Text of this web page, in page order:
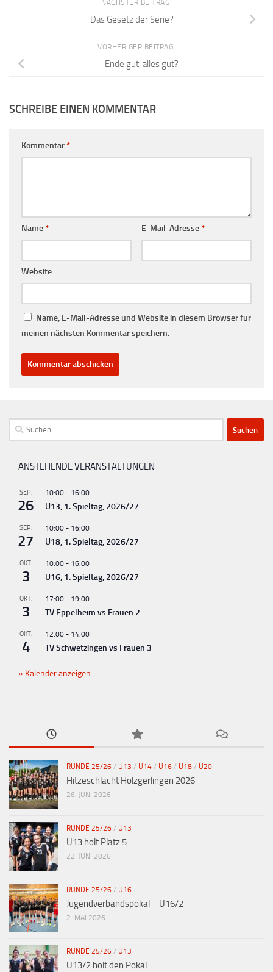
NÄCHSTER BEITRAG
Das Gesetz der Serie?
VORHERIGER BEITRAG
Ende gut, alles gut?
SCHREIBE EINEN KOMMENTAR
Kommentar*
Name* E-Mail-Adresse*
Website
Name, E-Mail-Adresse und Website in diesem Browser für
meinen nächsten Kommentar speichern.
Suchen
nach:
ANSTEHENDE VERANSTALTUNGEN
SEP.
26
10:00 - 16:00
U13, 1. Spieltag, 2026/27
SEP.
27
10:00 - 16:00
U18, 1. Spieltag, 2026/27
OKT.
3
10:00 - 16:00
U16, 1. Spieltag, 2026/27
OKT.
3
17:00 - 19:00
TV Eppelheim vs Frauen 2
OKT.
4
12:00 - 14:00
TV Schwetzingen vs Frauen 3
Kalender anzeigen
RUNDE 25/26 / U13 / U14 / U16 / U18 / U20
Hitzeschlacht Holzgerlingen 2026
26. JUNI 2026
RUNDE 25/26 / U13
U13 holt Platz 5
22. JUNI 2026
RUNDE 25/26 / U16
Jugendverbandspokal – U16/2
2. MAI 2026
RUNDE 25/26 / U13
U13/2 holt den Pokal